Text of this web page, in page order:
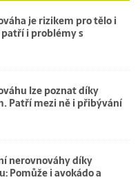
je rizikem pro tělo i
i problémy s
lze poznat díky
Patří mezi ně i přibývání
nerovnováhy díky
Pomůže i avokádo a